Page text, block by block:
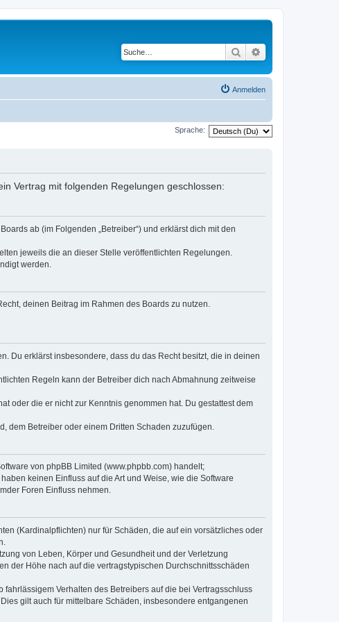
Suche
Anmelden
Sprache:
Vertrag mit folgenden Regelungen geschlossen:
ab (im Folgenden „Betreiber“) und erklärst dich mit den
jeweils die an dieser Stelle veröffentlichten Regelungen.
werden.
deinen Beitrag im Rahmen des Boards zu nutzen.
Du erklärst insbesondere, dass du das Recht besitzt, die in deinen
Regeln kann der Betreiber dich nach Abmahnung zeitweise
oder die er nicht zur Kenntnis genommen hat. Du gestattest dem
dem Betreiber oder einem Dritten Schaden zuzufügen.
von phpBB Limited (www.phpbb.com) handelt;
keinen Einfluss auf die Art und Weise, wie die Software
Foren Einfluss nehmen.
(Kardinalpflichten) nur für Schäden, die auf ein vorsätzliches oder
von Leben, Körper und Gesundheit und der Verletzung
der Höhe nach auf die vertragstypischen Durchschnittsschäden
Verhalten des Betreibers auf die bei Vertragsschluss
gilt auch für mittelbare Schäden, insbesondere entgangenen